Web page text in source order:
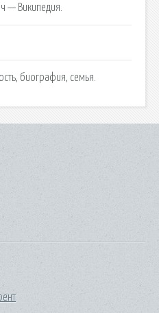
— Википедия.
биография, семья.